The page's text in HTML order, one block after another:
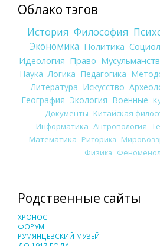
Облако тэгов
История Философия
Экономика Политика
Идеология Право
Наука Логика Педагогика
Литература Искусство
География Экология Военные
Документы Китайская
Информатика Антропология
Математика Риторика
Физика
Родственные сайты
ХРОНОС
ФОРУМ
РУМЯНЦЕВСКИЙ МУЗЕЙ